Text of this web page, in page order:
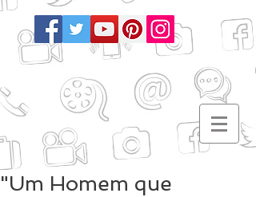
"Um Homem que